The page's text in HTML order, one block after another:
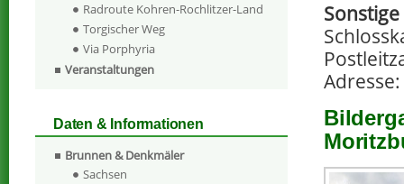
Radroute Kohren-Rochlitzer-Land
Torgischer Weg
Via Porphyria
Veranstaltungen
Daten & Informationen
Brunnen & Denkmäler
Sachsen